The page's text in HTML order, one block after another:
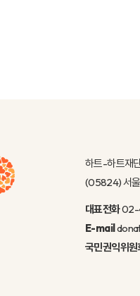
하트-하트재
(05824) 서울
대표전화
E-mail
국민권익위원